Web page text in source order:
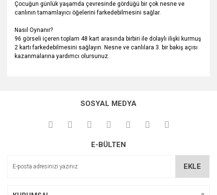
Çocuğun günlük yaşamda çevresinde gördüğü bir çok nesne ve
canlının tamamlayıcı öğelerini farkedebilmesini sağlar.
Nasıl Oynanır?
96 görseli içeren toplam 48 kart arasında birbiri ile dolaylı ilişki kurmuş
2 kartı farkedebilmesini sağlayın. Nesne ve canlılara 3. bir bakış açısı
kazanmalarına yardımcı olursunuz.
kullanarak tarafımıza iletebilirsiniz.
Görüş ve önerileriniz için teşekkür ederiz.
Ürün açıklamasında eksik bilgiler bulunuyor.
SOSYAL MEDYA
E-BÜLTEN
EKLE